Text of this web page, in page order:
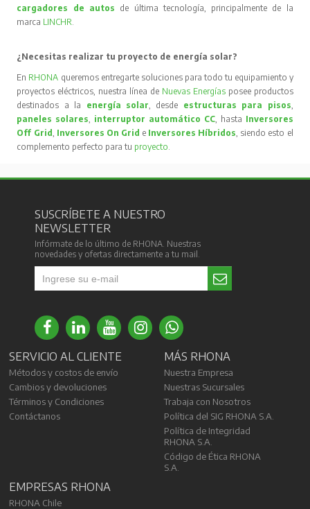
cargadores de autos de última tecnología, principalmente de la
marca LINCHR
¿Necesitas realizar tu proyecto de energía solar?
En RHONA queremos entregarte soluciones para todo tu equipamiento y
proyectos eléctricos, nuestra línea de Nuevas Energíasposee productos
destinados a la energía solar , desde estructuras para pisos
paneles solares
interruptor automático CC, hasta Inversores
Off Grid Inversores On Grid e Inversores Híbridos , siendo esto el
complemento perfecto para tu proyecto
SUSCRÍBETE A NUESTRO
NEWSLETTER
Infórmate de lo último de RHONA. Nuestras
novedades y ofertas directamente a tu mail.
SERVICIO AL CLIENTE
Métodos y costos de envío
Cambios y devoluciones
Términos y Condiciones
Contáctanos
MÁS RHONA
Nuestra Empresa
Nuestras Sucursales
Trabaja con Nosotros
Política del SIG RHONA S.A.
Política de Integridad
RHONA S.A.
Código de Ética RHONA
S.A.
EMPRESAS RHONA
RHONA Chile